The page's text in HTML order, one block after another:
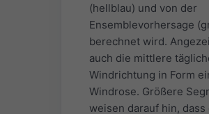
(hellblau) und von der
Ensemblevorhersage
berechnet wird.
auch die mittlere
Windrichtung in Form
Windrose. Größere
weisen darauf hin, dass